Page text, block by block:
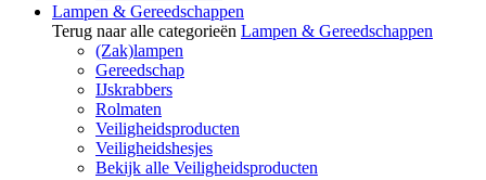
Lampen & Gereedschappen
Terug naar alle categorieën Lampen & Gereedschappen
(Zak)lampen
Gereedschap
IJskrabbers
Rolmaten
Veiligheidsproducten
Veiligheidshesjes
Bekijk alle Veiligheidsproducten